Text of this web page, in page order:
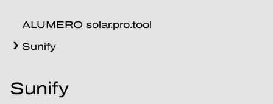
ALUMERO solar.pro.tool
Sunify
Sunify